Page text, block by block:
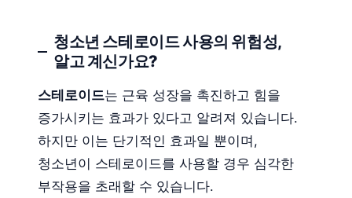
청소년 스테로이드 사용의 위험성,
알고 계신가요?
스테로이드는 근육 성장을 촉진하고 힘을
증가시키는 효과가 있다고 알려져 있습니다.
하지만 이는 단기적인 효과일 뿐이며,
청소년이 스테로이드를 사용할 경우 심각한
부작용을 초래할 수 있습니다.